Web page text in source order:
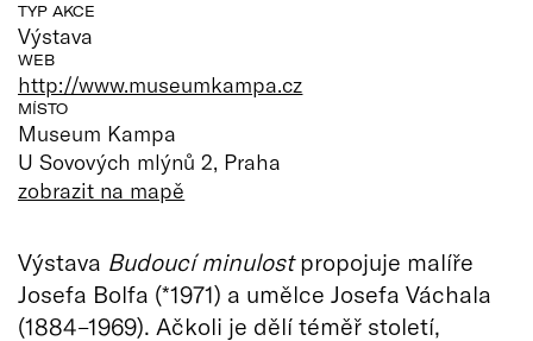
TYP AKCE
Výstava
WEB
http://www.museumkampa.cz
MÍSTO
Museum Kampa
U Sovových mlýnů 2, Praha
zobrazit na mapě
Výstava Budoucí minulostpropojuje malíře
Josefa Bolfa (*1971) a umělce Josefa Váchala
(1884–1969). Ačkoli je dělí téměř století,